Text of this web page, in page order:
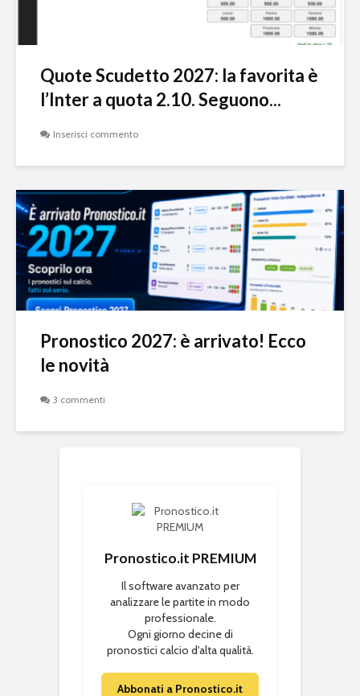
Quote Scudetto 2027: la favorita è
l’Inter a quota 2.10. Seguono...
Inserisci commento
Pronostico 2027: è arrivato! Ecco
le novità
3 commenti
Pronostico.it PREMIUM
Il software avanzato per
analizzare le partite in modo
professionale.
Ogni giorno decine di
pronostici calcio d'alta qualità.
Abbonati a Pronostico.it